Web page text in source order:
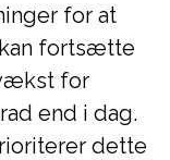
for at
kan fortsætte
for
end i dag.
dette